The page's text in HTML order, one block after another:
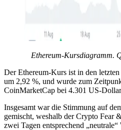
Ethereum-Kursdiagramm.
Der Ethereum-Kurs ist in den
um 2,92 %, und wurde zum
CoinMarketCap bei 4.301 US-
Insgesamt war die Stimmung auf
gemischt, weshalb der Crypto Fear
zwei Tagen entsprechend „neutrale“